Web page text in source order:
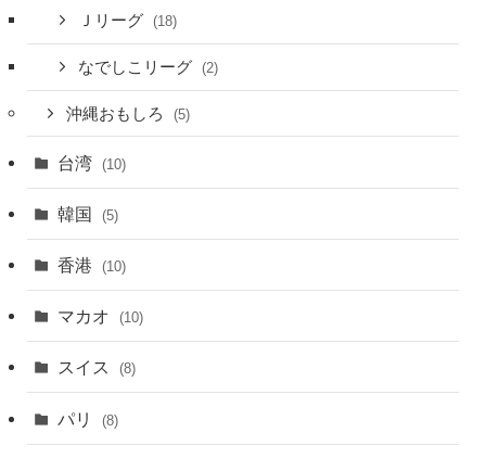
Ｊリーグ (18)
なでしこリーグ (2)
沖縄おもしろ (5)
台湾 (10)
韓国 (5)
香港 (10)
マカオ (10)
スイス (8)
パリ (8)